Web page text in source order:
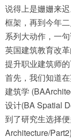
说得上是姗姗来
框架，再到今年
系列大动作，一句
英国建筑教育改
提升职业建筑师
首先，我们知道
建筑学
设计(BA Spatial
到了研究生选择
Architecture/